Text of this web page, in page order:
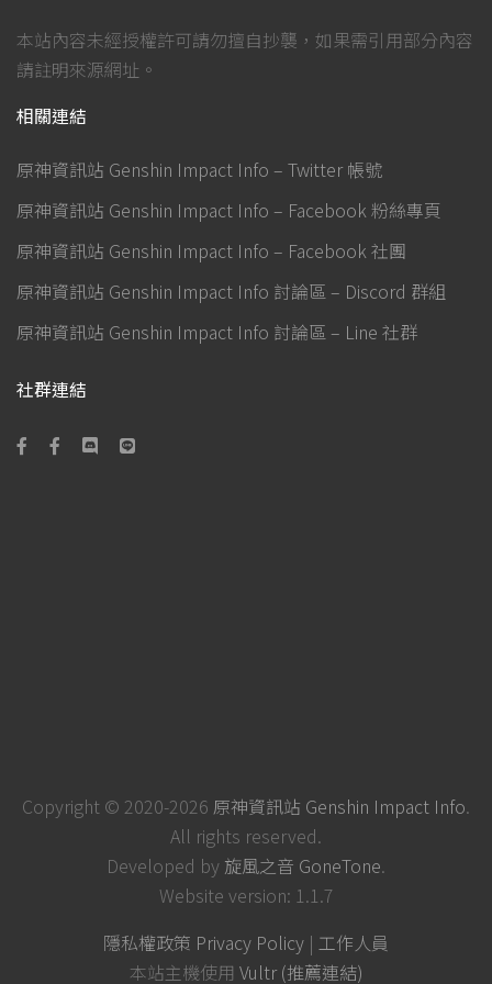
本站內容未經授權許可請勿擅自抄襲，如果需引用部分內容
請註明來源網址。
相關連結
原神資訊站 Genshin Impact Info – Twitter 帳號
原神資訊站 Genshin Impact Info – Facebook 粉絲專頁
原神資訊站 Genshin Impact Info – Facebook 社團
原神資訊站 Genshin Impact Info 討論區 – Discord 群組
原神資訊站 Genshin Impact Info 討論區 – Line 社群
社群連結
Copyright © 2020-2026 原神資訊站 Genshin Impact Info.
All rights reserved.
Developed by 旋風之音 GoneTone.
Website version: 1.1.7
隱私權政策 Privacy Policy | 工作人員
本站主機使用 Vultr (推薦連結)